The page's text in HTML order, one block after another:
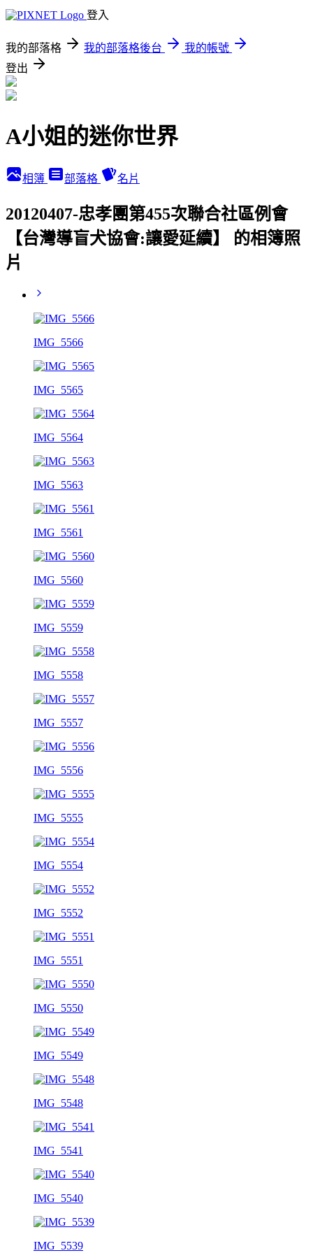
登入
我的部落格 我的部落格後台
我的帳號
登出
A小姐的迷你世界
相簿 部落格 名片
20120407-忠孝團第455次聯合社區例會
【台灣導盲犬協會:讓愛延續】 的相簿照
片
IMG_5566
IMG_5565
IMG_5564
IMG_5563
IMG_5561
IMG_5560
IMG_5559
IMG_5558
IMG_5557
IMG_5556
IMG_5555
IMG_5554
IMG_5552
IMG_5551
IMG_5550
IMG_5549
IMG_5548
IMG_5541
IMG_5540
IMG_5539